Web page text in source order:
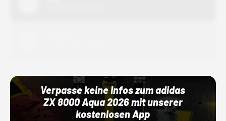
Verpasse keine Infos zum adidas
ZX 8000 Aqua 2026 mit unserer
kostenlosen App